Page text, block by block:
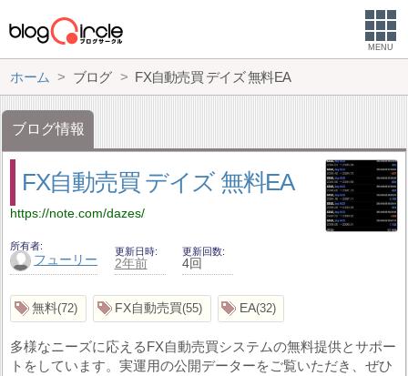
MENU
ホーム ブログ FX自動売買 デイズ 無料EA
ブログ情報
FX自動売買 デイズ 無料EA
https://note.com/dazes/
所有者
フューリー
更新日時
2年前
更新回数
4回
無料 72 FX自動売買 55 EA 32
多様なニーズに応えるFX自動売買システムの無料提供とサポー
トをしています。実運用の公開データーをご覧いただき、ぜひ